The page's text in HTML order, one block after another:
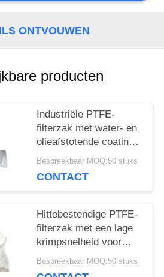
ONTVOUWEN
producten
Industriële PTFE-
filterzak met water- en
olieafstotende coating
en hoge treksterkte
verbrandingstoepassingen
Bespreekbaar MOQ:50 stuks
CONTACT
Hittebestendige PTFE-
filterzak met een lage
krimpsnelheid voor
asfaltmenginstallaties
Bespreekbaar MOQ:50 stuks